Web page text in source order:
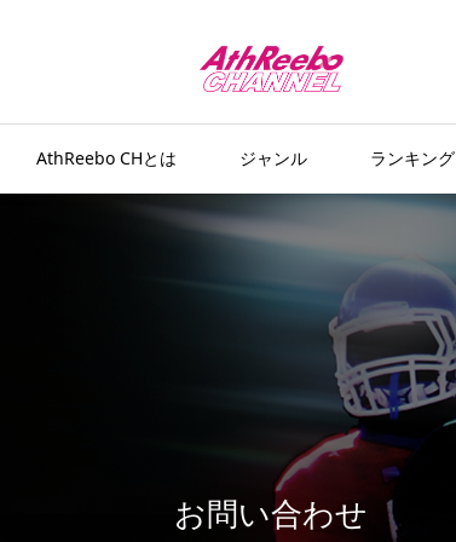
AthReebo CHとは ジャンル ランキング
お問い合わせ